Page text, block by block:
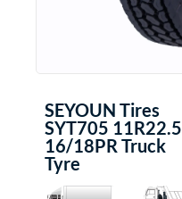
SEYOUN Tires
SYT705 11R22.5
16/18PR Truck
Tyre